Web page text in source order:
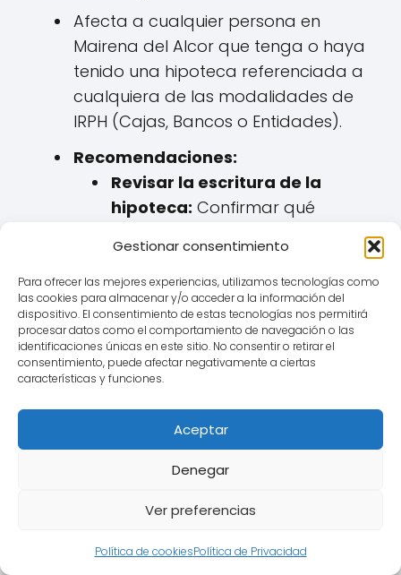
Gestionar consentimiento
Para ofrecer las mejores experiencias, utilizamos tecnologías como
las cookies para almacenar y/o acceder a la información del
dispositivo. El consentimiento de estas tecnologías nos permitirá
procesar datos como el comportamiento de navegación o las
identificaciones únicas en este sitio. No consentir o retirar el
consentimiento, puede afectar negativamente a ciertas
características y funciones.
Aceptar
Denegar
Ver preferencias
Política de cookiesPolítica de Privacidad
Afecta a cualquier persona en
Mairena del Alcor que tenga o haya
tenido una hipoteca referenciada a
cualquiera de las modalidades de
IRPH (Cajas, Bancos o Entidades).
Recomendaciones:
Revisar la escritura de la
hipoteca: Confirmar qué
qué información se dio sobre él
en el momento de la firma en
la notaría de Mairena del Alcor
o donde correspondiese.
Recopilar documentación:
entregado por el banco.
Buscar ayuda jurídica
experta cerca de Mairena del
consultar con un abogado